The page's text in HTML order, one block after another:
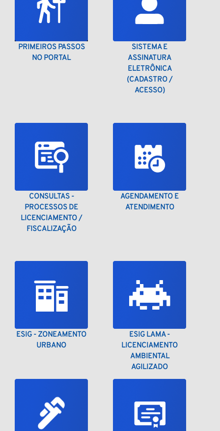
PRIMEIROS PASSOS
NO PORTAL
SISTEMA E
ASSINATURA
ELETRÔNICA
(CADASTRO /
ACESSO)
CONSULTAS -
PROCESSOS DE
LICENCIAMENTO /
FISCALIZAÇÃO
AGENDAMENTO E
ATENDIMENTO
ESIG - ZONEAMENTO
URBANO
ESIG LAMA -
LICENCIAMENTO
AMBIENTAL
AGILIZADO